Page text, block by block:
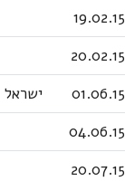
19.02.15
20.02.15
01.06.15
ישראל
04.06.15
20.07.15